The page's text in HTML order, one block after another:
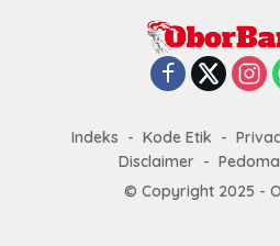
Indeks Kode Etik
Disclaimer
© Copyright 2025 -